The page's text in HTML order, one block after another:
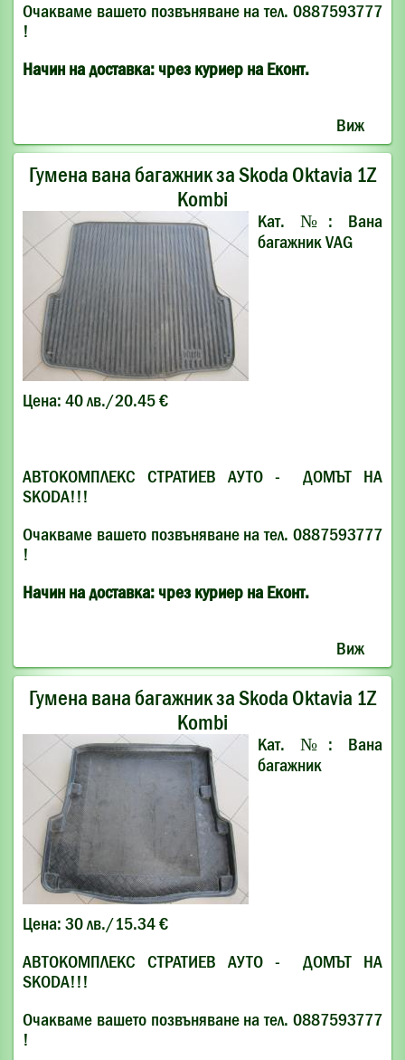
Очакваме вашето позвъняване на тел. 0887593777
!
Начин на доставка: чрез куриер на Еконт.
Виж
Гумена вана багажник за Skoda Oktaviа 1Z
Kombi
Кат. №: Вана
багажник VAG
Цена: 40 лв./20.45 €
АВТОКОМПЛЕКС СТРАТИЕВ АУТО - ДОМЪТ НА
SKODA!!!
Очакваме вашето позвъняване на тел. 0887593777
!
Начин на доставка: чрез куриер на Еконт.
Виж
Гумена вана багажник за Skoda Oktaviа 1Z
Kombi
Кат. №: Вана
багажник
Цена: 30 лв./15.34 €
АВТОКОМПЛЕКС СТРАТИЕВ АУТО - ДОМЪТ НА
SKODA!!!
Очакваме вашето позвъняване на тел. 0887593777
!